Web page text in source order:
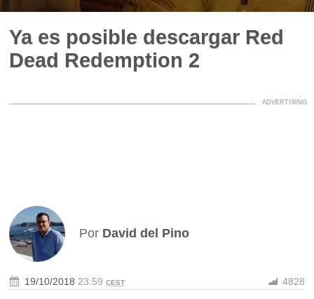
Ya es posible descargar Red
Dead Redemption 2
Por David del Pino
19/10/2018 23:59CEST 4828